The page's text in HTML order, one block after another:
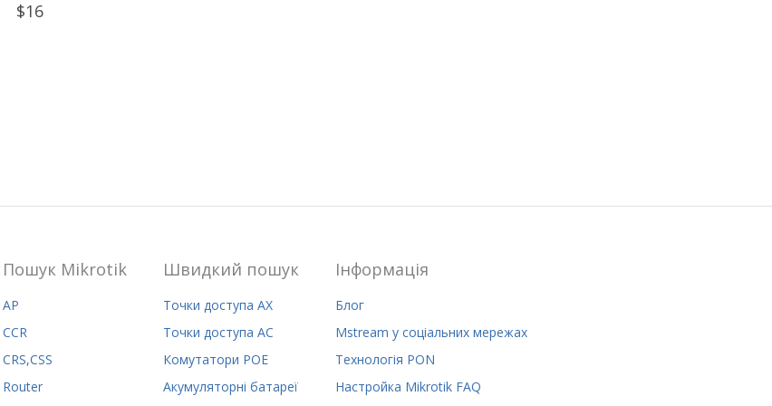
$16
Пошук Mikrotik
AP
CCR
CRS,CSS
Router
Швидкий пошук
Точки доступа AX
Точки доступа AC
Комутатори POE
Акумуляторні батареї
Iнформацiя
Блог
Mstream у соціальних мережах
Технологія PON
Настройка Mikrotik FAQ